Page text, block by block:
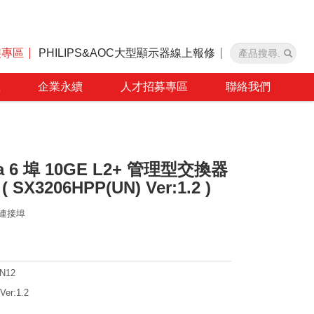
區 PHILIPS&AOC大型顯示器線上報修
企業永續 人才招募專區 聯絡我們
6 埠 10GE L2+ 管理型交換器
SX3206HPP(UN) Ver:1.2 )
接埠